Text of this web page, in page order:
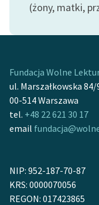
Lektur
O nas
O projekcie
Zespół
Wolnych Lektur
Logotypy
(żony, matki,
Fundacja Wolne
ul. Marszałkowska 84/
00-514 Warszawa
tel. +48 22 621 30 17
email
NIP: 952-187-70-87
KRS: 0000070056
REGON: 017423865